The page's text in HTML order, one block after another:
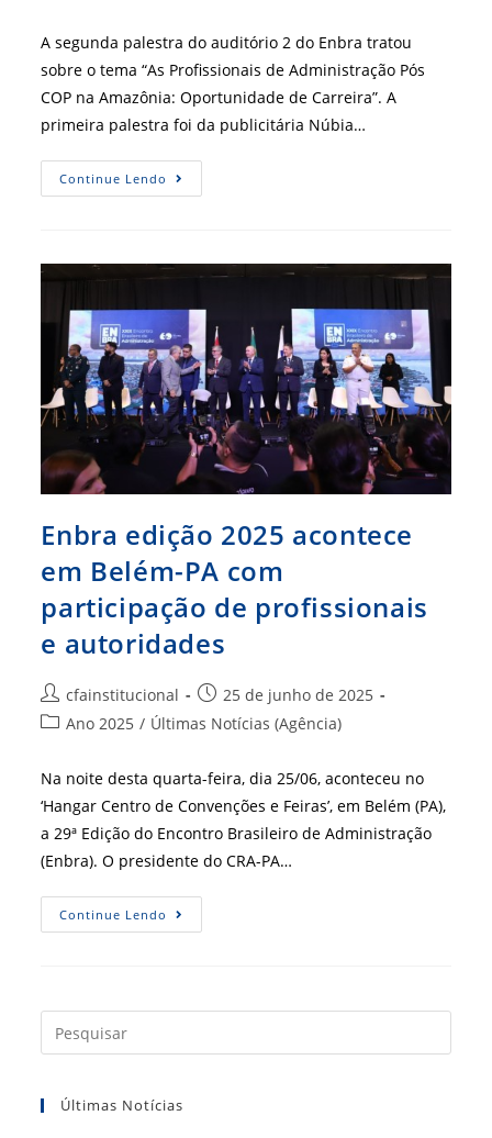
post:
A segunda palestra do auditório 2 do Enbra tratou
sobre o tema “As Profissionais de Administração Pós
COP na Amazônia: Oportunidade de Carreira”. A
primeira palestra foi da publicitária Núbia…
Continue Lendo Enbra
2025
E
A
COP-
30
Na
Amazônia
São
Alvo
De
Evento
Enbra edição 2025 acontece
em Belém-PA com
participação de profissionais
e autoridades
Autor
do
cfainstitucional
Post
publicado:
25 de junho de 2025
Categoria
post:
Ano 2025 / Últimas Notícias (Agência)
Na noite desta quarta-feira, dia 25/06, aconteceu no
‘Hangar Centro de Convenções e Feiras’, em Belém (PA),
a 29ª Edição do Encontro Brasileiro de Administração
(Enbra). O presidente do CRA-PA…
Continue Lendo Enbra
Edição
PA
De
Autoridades
a
Últimas Notícias